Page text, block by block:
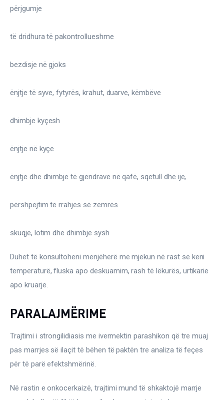
përjgumje
të dridhura të pakontrollueshme
bezdisje në gjoks
ënjtje të syve, fytyrës, krahut, duarve, këmbëve
dhimbje kyçesh
ënjtje në kyçe
ënjtje dhe dhimbje të gjendrave në qafë, sqetull dhe ije,
përshpejtim të rrahjes së zemrës
skuqje, lotim dhe dhimbje sysh
Duhet të konsultoheni menjëherë me mjekun në rast se keni
temperaturë, fluska apo deskuamim, rash të lëkurës, urtikarie
apo kruarje.
PARALAJMËRIME
Trajtimi i strongilidiasis me ivermektin parashikon që tre muaj
pas marrjes së ilaçit të bëhen të paktën tre analiza të feçes
për të parë efektshmërinë.
Në rastin e onkocerkaizë, trajtimi mund të shkaktojë marrje